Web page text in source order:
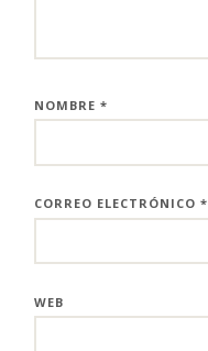
NOMBRE*
CORREO ELECTRÓNICO*
WEB